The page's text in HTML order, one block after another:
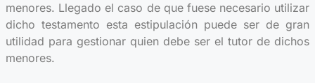
menores. Llegado el caso de que fuese necesario utilizar
dicho testamento esta estipulación puede ser de gran
utilidad para gestionar quien debe ser el tutor de dichos
menores.